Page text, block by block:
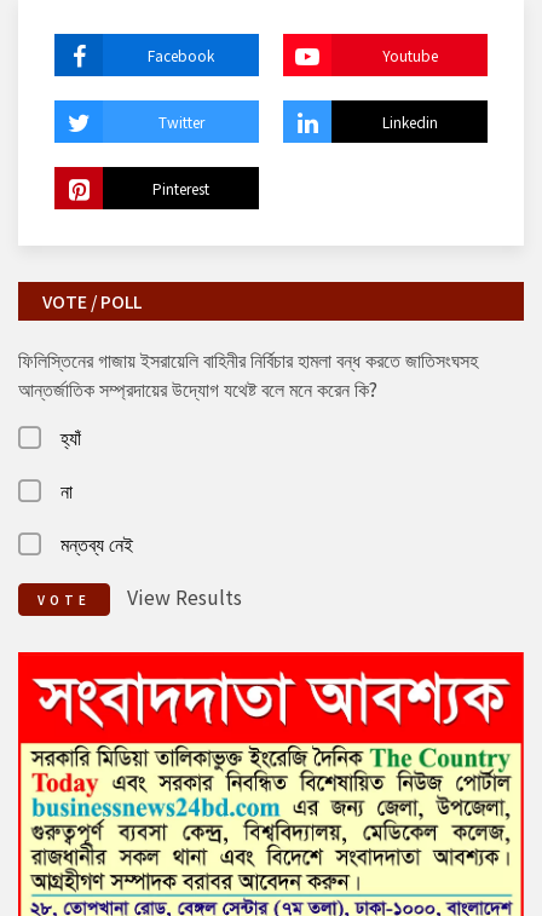
Facebook Youtube
Twitter Linkedin
Pinterest
VOTE / POLL
ফিলিস্তিনের গাজায় ইসরায়েলি বাহিনীর নির্বিচার হামলা বন্ধ করতে জাতিসংঘসহ
আন্তর্জাতিক সম্প্রদায়ের উদ্যোগ যথেষ্ট বলে মনে করেন কি?
হ্যাঁ
না
মন্তব্য নেই
VOTE View Results